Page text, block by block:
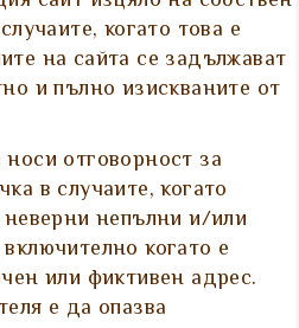
когато това е
на сайта се задължават
и пълно изискваните от
отговорност за
в случаите, когато
неверни непълни и/или
когато е
или фиктивен адрес.
е да опазва